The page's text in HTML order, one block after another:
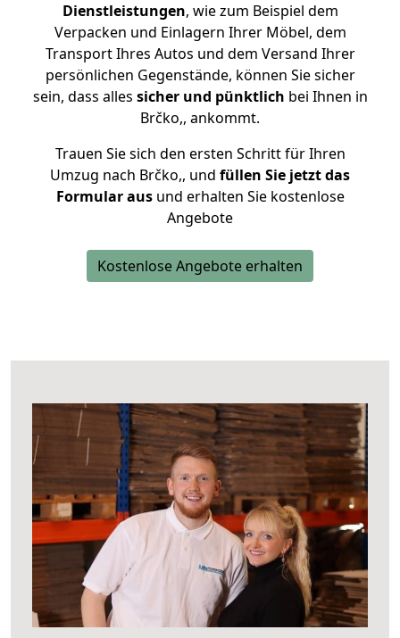
Dienstleistungen, wie zum Beispiel dem
Verpacken und Einlagern Ihrer Möbel, dem
Transport Ihres Autos und dem Versand Ihrer
persönlichen Gegenstände, können Sie sicher
sein, dass alles sicher und pünktlich bei Ihnen in
Brčko,, ankommt.
Trauen Sie sich den ersten Schritt für Ihren
Umzug nach Brčko,, und füllen Sie jetzt das
Formular ausund erhalten Sie kostenlose
Angebote
Kostenlose Angebote erhalten